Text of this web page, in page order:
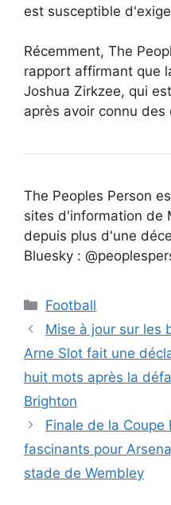
est susceptible
Récemment, The
rapport affirmant que
Joshua Zirkzee, qui
après avoir connu
The Peoples Person
sites d'information de
depuis plus d'une
Bluesky :
Catégories
Football
Mise à jour sur les
Arne Slot fait une
huit mots après la
Brighton
Finale de la
fascinants pour
stade de Wembley